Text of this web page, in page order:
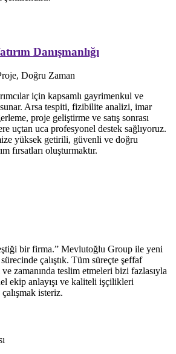
Danışmanlığı
Doğru Zaman
için kapsamlı gayrimenkul ve
sunar. Arsa tespiti, fizibilite analizi, imar
proje geliştirme ve satış sonrası
uçtan uca profesyonel destek sağlıyoruz.
yüksek getirili, güvenli ve doğru
fırsatları oluşturmaktır.
bir firma.” Mevlutoğlu Group ile yeni
çalıştık. Tüm süreçte şeffaf
zamanında teslim etmeleri bizi fazlasıyla
ekip anlayışı ve kaliteli işçilikleri
isteriz.